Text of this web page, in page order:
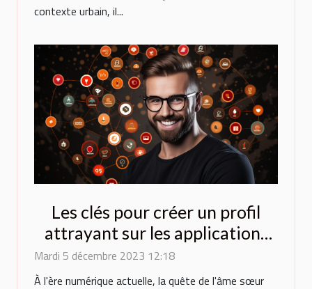
contexte urbain, il...
Les clés pour créer un profil
attrayant sur les applications
de rencontres
Mardi 5 décembre 2023 12:18
À l'ère numérique actuelle, la quête de l'âme sœur